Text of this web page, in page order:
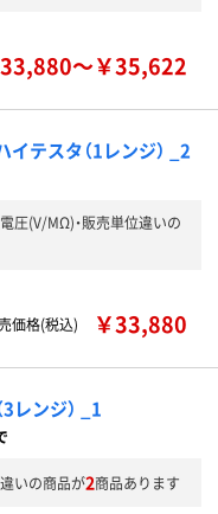
～￥35,622
テスタ（1レンジ） _2
圧(V/MΩ)・販売単位違いの
価格(税込)
￥33,880
レンジ） _1
いの商品が2商品あります